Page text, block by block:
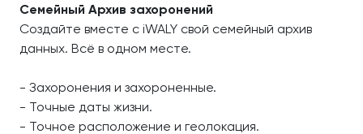
Семейный Архив захоронений
Создайте вместе с iWALY свой семейный архив
данных. Всё в одном месте.
- Захоронения и захороненные.
- Точные даты жизни.
- Точное расположение и геолокация.